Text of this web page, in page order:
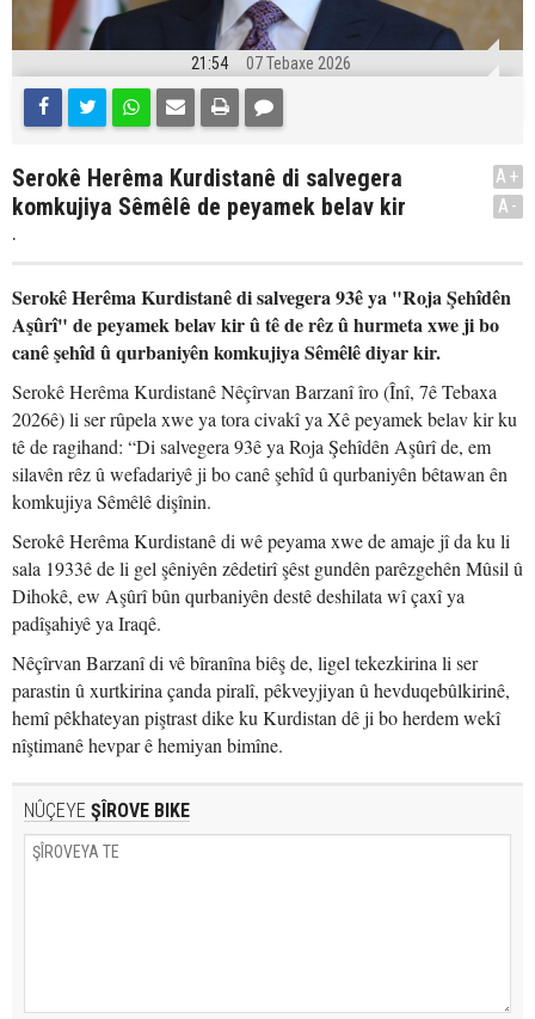
21:54 07 Tebaxe 2026
Serokê Herêma Kurdistanê di salvegera
komkujiya Sêmêlê de peyamek belav kir
.
A+
A-
Serokê Herêma Kurdistanê di salvegera 93ê ya "Roja Şehîdên
Aşûrî" de peyamek belav kir û tê de rêz û hurmeta xwe ji bo
canê şehîd û qurbaniyên komkujiya Sêmêlê diyar kir.
Serokê Herêma Kurdistanê Nêçîrvan Barzanî îro (Înî, 7ê Tebaxa
2026ê) li ser rûpela xwe ya tora civakî ya Xê peyamek belav kir ku
tê de ragihand: “Di salvegera 93ê ya Roja Şehîdên Aşûrî de, em
silavên rêz û wefadariyê ji bo canê şehîd û qurbaniyên bêtawan ên
komkujiya Sêmêlê dişînin.
Serokê Herêma Kurdistanê di wê peyama xwe de amaje jî da ku li
sala 1933ê de li gel şêniyên zêdetirî şêst gundên parêzgehên Mûsil û
Dihokê, ew Aşûrî bûn qurbaniyên destê deshilata wî çaxî ya
padîşahiyê ya Iraqê.
Nêçîrvan Barzanî di vê bîranîna biêş de, ligel tekezkirina li ser
parastin û xurtkirina çanda piralî, pêkveyjiyan û hevduqebûlkirinê,
hemî pêkhateyan piştrast dike ku Kurdistan dê ji bo herdem wekî
nîştimanê hevpar ê hemiyan bimîne.
NÛÇEYE ŞÎROVE BIKE